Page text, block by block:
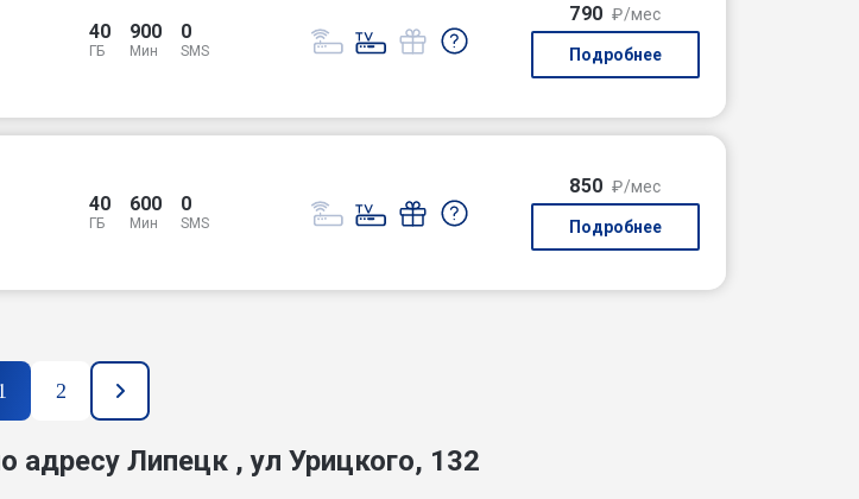
40
ГБ
900
Мин
0
SMS
790 ₽/мес
Подробнее
40
ГБ
600
Мин
0
SMS
850 ₽/мес
Подробнее
2
адресу Липецк , ул Урицкого, 132